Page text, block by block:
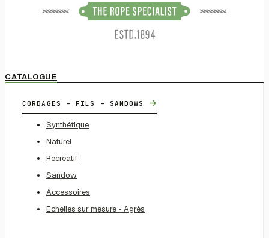
CATALOGUE
CORDAGES - FILS - SANDOWS →
Synthétique
Naturel
Récréatif
Sandow
Accessoires
Echelles sur mesure - Agrès